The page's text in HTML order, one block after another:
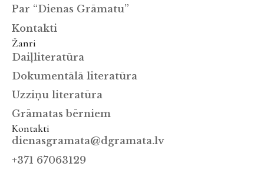
Par “Dienas Grāmatu”
Kontakti
Žanri
Daiļliteratūra
Dokumentālā literatūra
Uzziņu literatūra
Grāmatas bērniem
Kontakti
dienasgramata@dgramata.lv
+371 67063129